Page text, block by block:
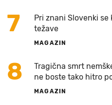
7
Pri znani Slovenki
težave
MAGAZIN
8
Tragična smrt
ne boste tako hitro
MAGAZIN